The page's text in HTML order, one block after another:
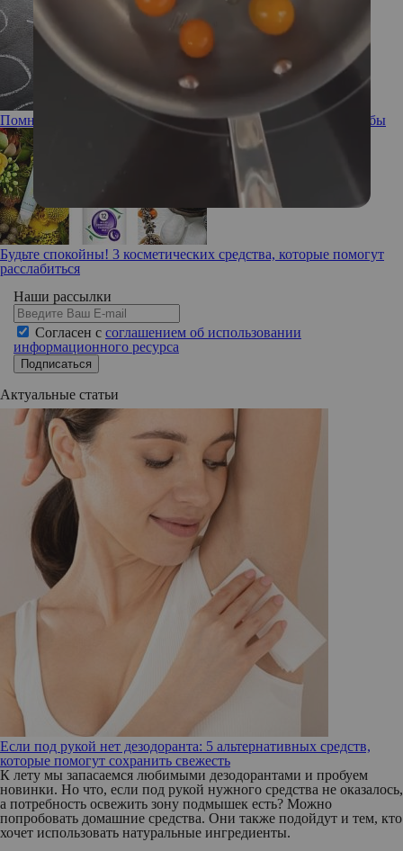
Помнишь ли ты: забывчивость, ее причины и способы борьбы
Будьте спокойны! 3 косметических средства, которые помогут
расслабиться
Наши рассылки
Согласен с соглашением об использовании
информационного ресурса
Подписаться
Актуальные статьи
Если под рукой нет дезодоранта: 5 альтернативных средств,
которые помогут сохранить свежесть
К лету мы запасаемся любимыми дезодорантами и пробуем
новинки. Но что, если под рукой нужного средства не оказалось,
а потребность освежить зону подмышек есть? Можно
попробовать домашние средства. Они также подойдут и тем, кто
хочет использовать натуральные ингредиенты.